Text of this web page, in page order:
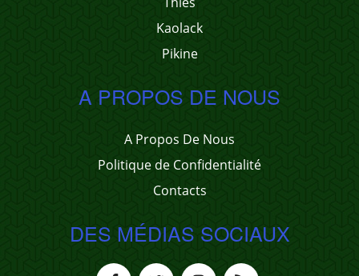
Kaolack
Pikine
A PROPOS DE NOUS
A Propos De Nous
Politique de Confidentialité
Contacts
DES MÉDIAS SOCIAUX